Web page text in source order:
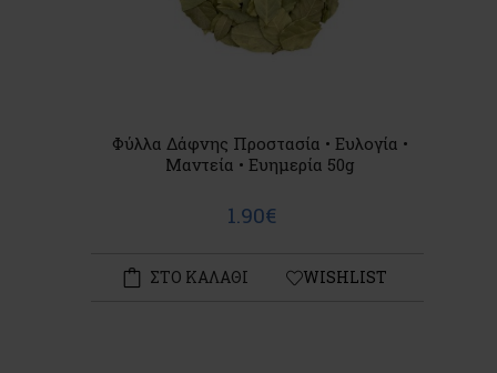
Φύλλα Δάφνης Προστασία • Ευλογία •
Μαντεία • Ευημερία 50g
1.90€
ΣΤΟ ΚΑΛΑΘΙ WISHLIST